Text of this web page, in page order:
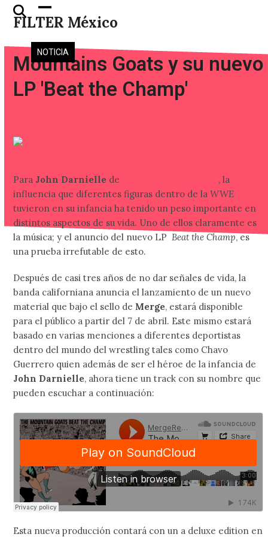
Skip
FILTER México
Open
mobile
menu
Close
mobile
menu
NOTICIA
Mountains Goats y su nuevo
LP 'Beat the Champ'
Para John Darnielle de
, la
influencia que diferentes figuras dentro de laWWE
tuvieron en su infancia ha tenido un peso importante en
distintos aspectos de su vida. Uno de ellos claramente es
la música; y el anuncio del nuevo LPBeat the Champ, es
una prueba irrefutable de esto.
Después de casi tres años de no dar señales de vida, la
banda californiana anuncia el lanzamiento de un nuevo
material que bajo el sello de Merge, estará disponible
para el público a partir del 7 de abril. Este mismo estará
basado en varias menciones a diferentes deportistas
dentro del mundo del wrestling tales como Chavo
Guerrero quien además de ser el héroe de la infancia de
John Darnielle, ahora tiene un track con su nombre que
pueden escuchar a continuación:
Esta nueva producción contará con un a deluxe edition en